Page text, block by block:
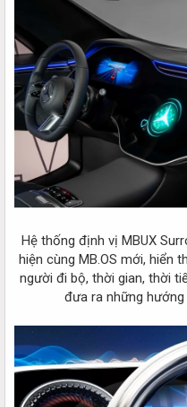
Hệ thống định vị MBUX
hiện cùng MB.OS mới, hiển
người đi bộ, thời gian, thời
đưa ra những